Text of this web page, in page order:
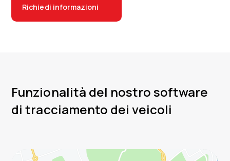
Richiedi informazioni
Funzionalità del nostro software
di tracciamento dei veicoli